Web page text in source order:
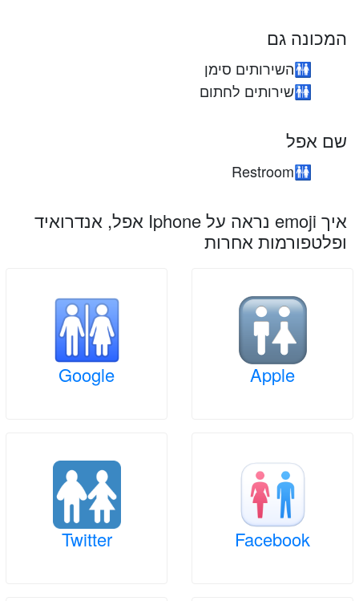
המכונה גם
🚻השירותים סימן
🚻שירותים לחתום
שם אפל
🚻
Restroom
איך emoji נראה על Iphone אפל, אנדרואיד
ופלטפורמות אחרות
Apple
Google
Facebook
Twitter